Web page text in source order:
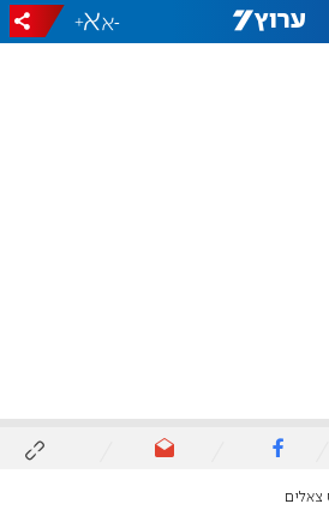
-
+
צאלים